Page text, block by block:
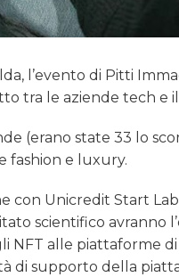
l’evento di Pitti
tra le aziende tech e
(erano state 33 lo
fashion e luxury.
con Unicredit Start
scientifico avranno
alle piattaforme
di supporto della